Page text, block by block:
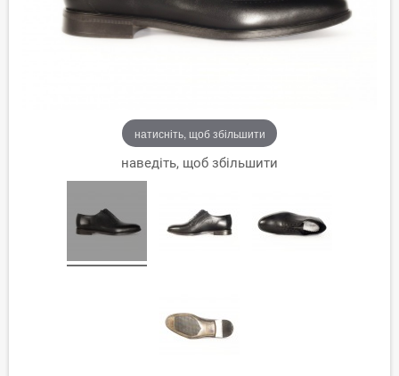
натисніть, щоб збільшити
наведіть, щоб збільшити